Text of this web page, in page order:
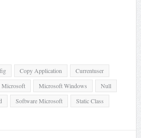
Copy Application
Currentuser
Microsoft Microsoft Windows
Null
Software Microsoft
Static Class